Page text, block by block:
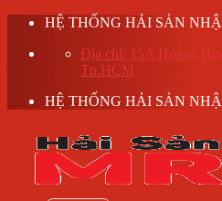
Skip
content
HỆ THỐNG HẢI SẢN
Địa chỉ: 15A Hoàng
Tp.HCM
HỆ THỐNG HẢI SẢN